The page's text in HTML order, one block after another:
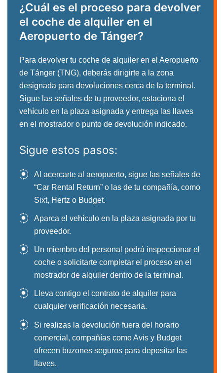
¿Cuál es el proceso para devolver
el coche de alquiler en el
Aeropuerto de Tánger?
Para devolver tu coche de alquiler en el Aeropuerto
de Tánger (TNG), deberás dirigirte a la zona
designada para devoluciones cerca de la terminal.
Sigue las señales de tu proveedor, estaciona el
vehículo en la plaza asignada y entrega las llaves
en el mostrador o punto de devolución indicado.
Sigue estos pasos:
Al acercarte al aeropuerto, sigue las señales de
“Car Rental Return” o las de tu compañía, como
Sixt, Hertz o Budget.
Aparca el vehículo en la plaza asignada por tu
proveedor.
Un miembro del personal podrá inspeccionar el
coche o solicitarte completar el proceso en el
mostrador de alquiler dentro de la terminal.
Lleva contigo el contrato de alquiler para
cualquier verificación necesaria.
Si realizas la devolución fuera del horario
comercial, compañías como Avis y Budget
ofrecen buzones seguros para depositar las
llaves.